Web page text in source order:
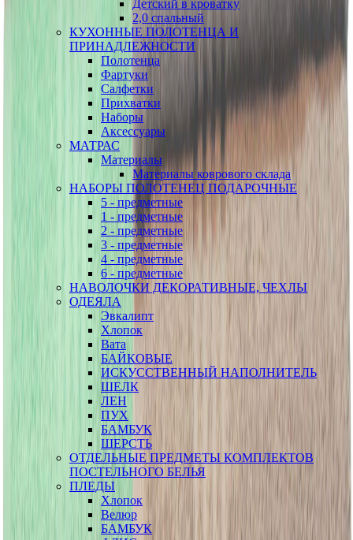
Детский в кроватку
2,0 спальный
КУХОННЫЕ ПОЛОТЕНЦА И
ПРИНАДЛЕЖНОСТИ
Полотенца
Фартуки
Салфетки
Прихватки
Наборы
Аксессуары
МАТРАС
Материалы
Материалы коврового склада
НАБОРЫ ПОЛОТЕНЕЦ ПОДАРОЧНЫЕ
5 - предметные
1 - предметные
2 - предметные
3 - предметные
4 - предметные
6 - предметные
НАВОЛОЧКИ ДЕКОРАТИВНЫЕ, ЧЕХЛЫ
ОДЕЯЛА
Эвкалипт
Хлопок
Вата
БАЙКОВЫЕ
ИСКУССТВЕННЫЙ НАПОЛНИТЕЛЬ
ШЕЛК
ЛЕН
ПУХ
БАМБУК
ШЕРСТЬ
ОТДЕЛЬНЫЕ ПРЕДМЕТЫ КОМПЛЕКТОВ
ПОСТЕЛЬНОГО БЕЛЬЯ
ПЛЕДЫ
Хлопок
Велюр
БАМБУК